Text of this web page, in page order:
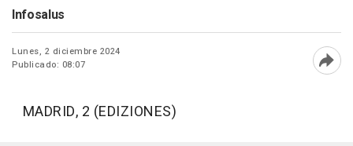
Infosalus
Lunes, 2 diciembre 2024
Publicado: 08:07
MADRID, 2 (EDIZIONES)